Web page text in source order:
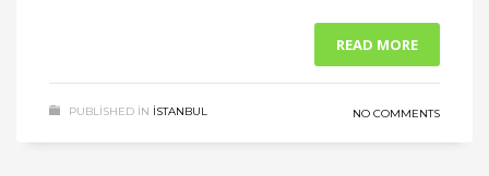
READ MORE
PUBLISHED IN ISTANBUL NO COMMENTS